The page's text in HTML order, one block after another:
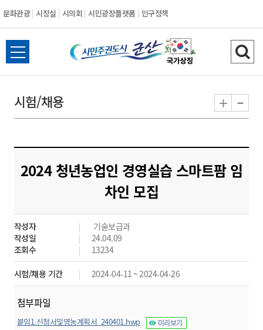
문화관광 시장실 시의회 시민광장플랫폼 인구정책
시
민
도
시
군
산
전
체
뉴
열
검
색
기
시험/채용 + -
2024 청년농업인 경영실습 스마트팜 임
차인 모집
작성자
기술보급과
작성일
24.04.09
조회수
13234
시험/채용 기간 2024-04-11 ~ 2024-04-26
첨부파일
붙임1.신청서및영농계획서_240401.hwp 미리보기